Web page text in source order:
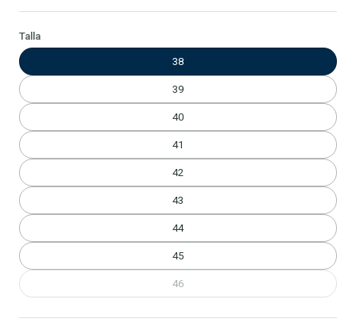
Talla
38
39
40
41
42
43
44
45
46